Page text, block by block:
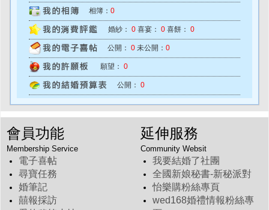
相簿： 0
婚紗： 0 喜宴： 0 喜餅： 0
公開： 0 未公開： 0
願望： 0
公開： 0
會員功能
Membership Service
電子喜帖
尋寶任務
婚筆記
囍報採訪
延伸服務
Community Websit
我要結婚了社團
全國新娘秘書-新秘派對
怡樂購粉絲專頁
wed168婚禮情報粉絲專